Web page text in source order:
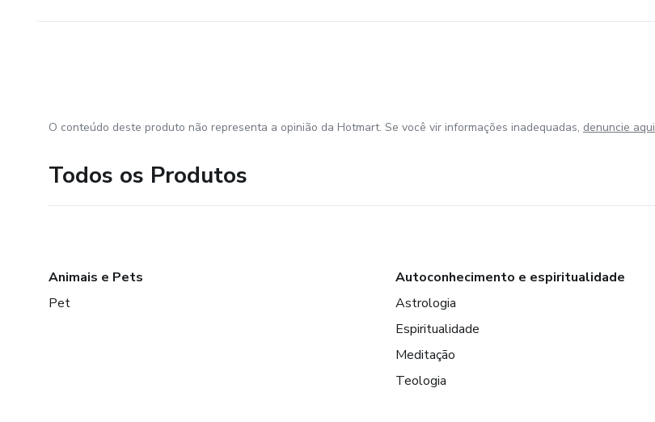
O conteúdo deste produto não representa a opinião da Hotmart. Se você vir informações inadequadas, denuncie aqui
Todos os Produtos
Animais e Pets
Pet
Autoconhecimento e espiritualidade
Astrologia
Espiritualidade
Meditação
Teologia